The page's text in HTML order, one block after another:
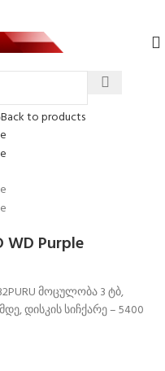
Back to products
WD Purple
მოცულობა 3 ტბ,
დისკის სიჩქარე – 5400